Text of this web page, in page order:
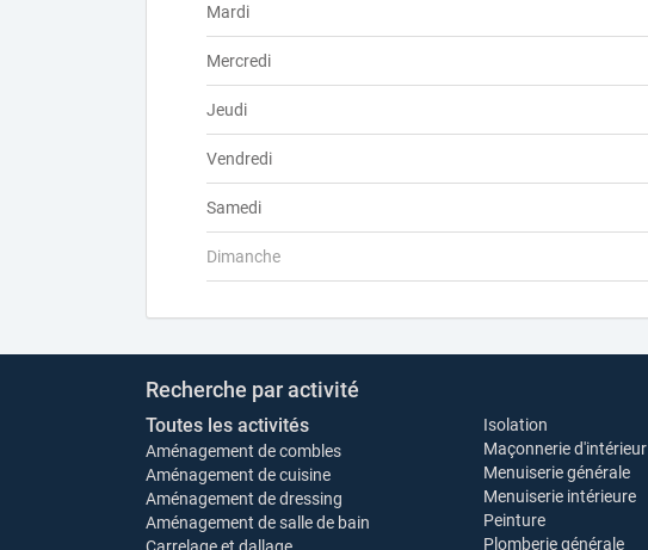
Mardi
Mercredi
Jeudi
Vendredi
Samedi
Dimanche
Recherche par activité
Toutes les activités
Aménagement de combles
Aménagement de cuisine
Aménagement de dressing
Aménagement de salle de bain
Isolation
Maçonnerie d'intérieur
Menuiserie générale
Menuiserie intérieure
Peinture
Plomberie générale